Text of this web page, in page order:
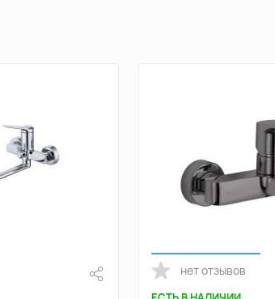
нет отзывов